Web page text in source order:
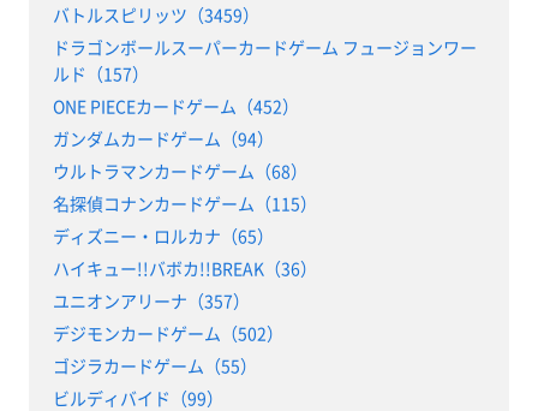
バトルスピリッツ（3459）
ドラゴンボールスーパーカードゲーム フュージョンワー
ルド（157）
ONE PIECEカードゲーム（452）
ガンダムカードゲーム（94）
ウルトラマンカードゲーム（68）
名探偵コナンカードゲーム（115）
ディズニー・ロルカナ（65）
ハイキュー!!バボカ!!BREAK（36）
ユニオンアリーナ（357）
デジモンカードゲーム（502）
ゴジラカードゲーム（55）
ビルディバイド（99）